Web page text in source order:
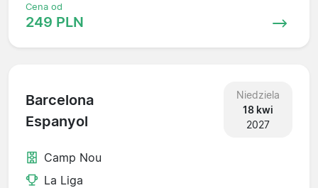
Cena od
249 PLN
Barcelona
Espanyol
Niedziela
18 kwi
2027
Camp Nou
La Liga